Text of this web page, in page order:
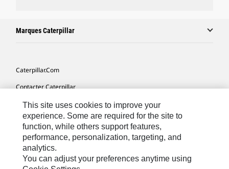
Marques Caterpillar
Caterpillar.com
Contacter Caterpillar
Mes Préférences Marketing
Plan Du Site
Cookie Settings
Légales
This site uses cookies to improve your
experience. Some are required for the site to
function, while others support features,
performance, personalization, targeting, and
analytics.
You can adjust your preferences anytime using